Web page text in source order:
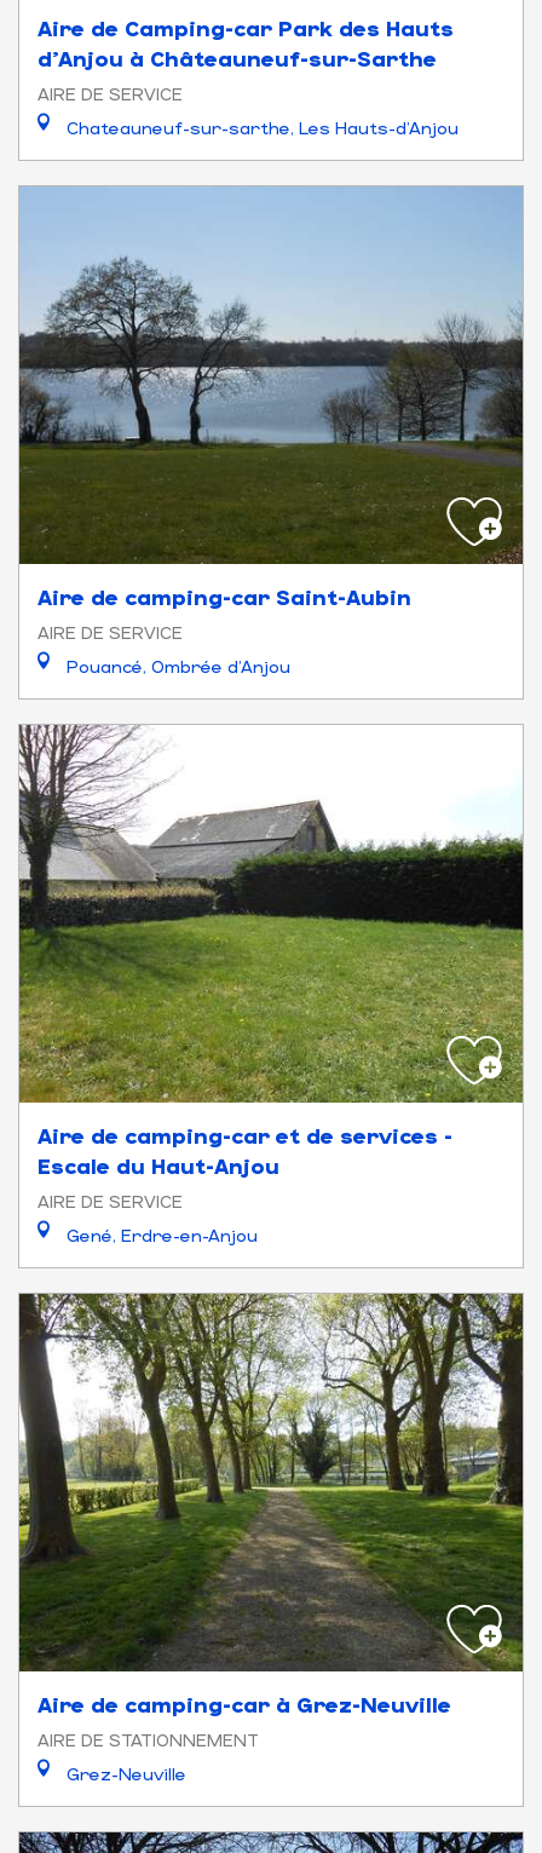
Aire de Camping-car Park des Hauts
d'Anjou à Châteauneuf-sur-Sarthe
AIRE DE SERVICE
Chateauneuf-sur-sarthe, Les Hauts-d'Anjou
Aire de camping-car Saint-Aubin
AIRE DE SERVICE
Pouancé, Ombrée d'Anjou
Aire de camping-car et de services -
Escale du Haut-Anjou
AIRE DE SERVICE
Gené, Erdre-en-Anjou
Aire de camping-car à Grez-Neuville
AIRE DE STATIONNEMENT
Grez-Neuville